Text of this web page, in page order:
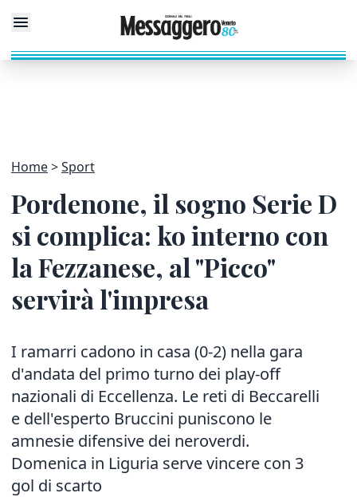
Home Sport
Pordenone, il sogno Serie D
si complica: ko interno con
la Fezzanese, al "Picco"
servirà l'impresa
I ramarri cadono in casa (0-2) nella gara
d'andata del primo turno dei play-off
nazionali di Eccellenza. Le reti di Beccarelli
e dell'esperto Bruccini puniscono le
amnesie difensive dei neroverdi.
Domenica in Liguria serve vincere con 3
gol di scarto